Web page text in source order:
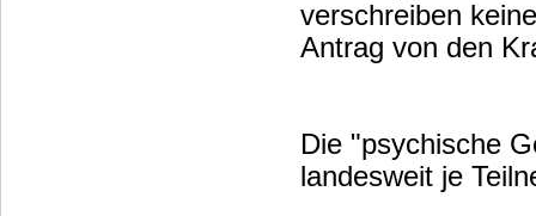
verschreiben
Antrag von
Die "psychische
landesweit je